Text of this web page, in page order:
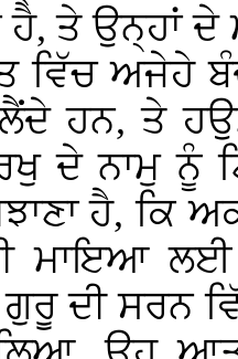
ਹੈ, ਤੇ ਉਨ੍ਹਾਂ
ਵਿੱਚ ਅਜੇਹੇ
ਹਨ, ਤੇ
ਦੇ ਨਾਮੁ ਨੂੰ
ਹੈ, ਕਿ
ਮਾਇਆ ਲਈ
ਦੀ ਸਰਨ